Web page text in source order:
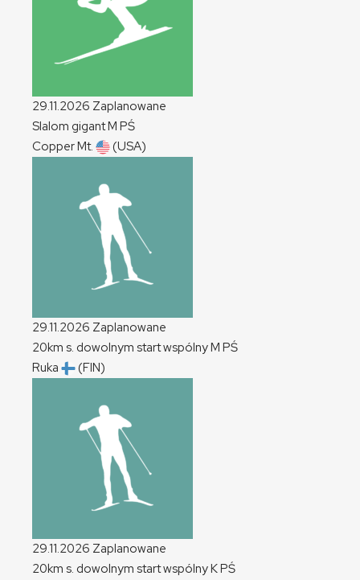
29.11.2026 Zaplanowane
Slalom gigantM PŚ
Copper Mt.
(USA)
29.11.2026 Zaplanowane
20km s. dowolnym start wspólnyM PŚ
Ruka
(FIN)
29.11.2026 Zaplanowane
20km s. dowolnym start wspólnyKPŚ